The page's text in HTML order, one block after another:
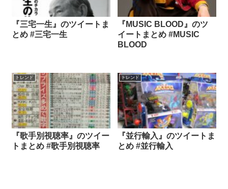
『三宅一生』のツイートま
とめ #三宅一生
『MUSIC BLOOD』のツ
イートまとめ #MUSIC
BLOOD
トレンド
『歌手別視聴率』のツイー
トまとめ #歌手別視聴率
トレンド
『並行輸入』のツイートま
とめ #並行輸入